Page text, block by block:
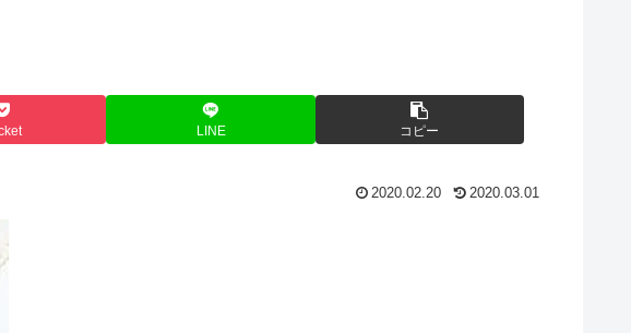
LINE コピー
2020.02.20 2020.03.01